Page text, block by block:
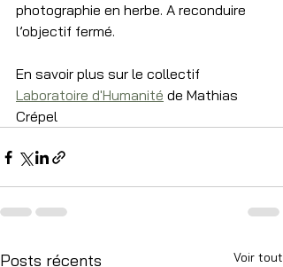
photographie en herbe. A reconduire
l’objectif fermé.
En savoir plus sur le collectif
Laboratoire d'Humanité de Mathias
Crépel
Posts récents Voir tout